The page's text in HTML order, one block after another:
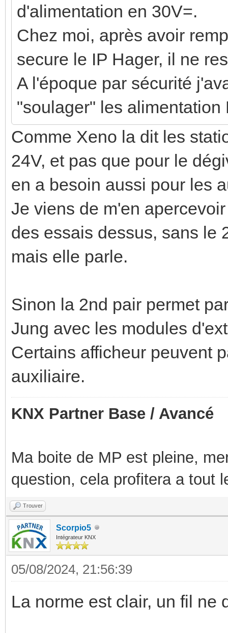
d'alimentation en 30V=.
Chez moi, après avoir
secure le IP Hager, il ne
A l'époque par sécurité
"soulager" les alimentation
Comme Xeno la dit les
24V, et pas que pour le
en a besoin aussi pour les
Je viens de m'en
des essais dessus, sans le
mais elle parle.
Sinon la 2nd pair permet
Jung avec les modules
Certains afficheur peuvent
auxiliaire.
KNX Partner Base / Avancé
Ma boite de MP est pleine,
question, cela profitera a tout
Trouver
Scorpio5
Intégrateur KNX
05/08/2024, 21:56:39
La norme est clair, un fil ne